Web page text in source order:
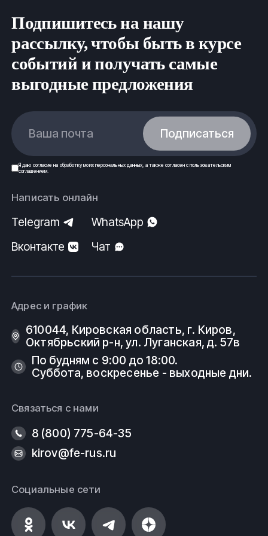
Подпишитесь на нашу
рассылку, чтобы быть в курсе
событий и получать самые
выгодные предложения
Ваша почта Подписаться
Я даю согласие на обработку моих персональных данных, а также согласен спользовательским
соглашением.
Написать онлайн
Telegram
WhatsApp
Вконтакте
Чат
Адрес и график
610044, Кировская область, г. Киров, ​
Октябрьский р-н, ​ул. Луганская, д. 57в
По будням с 9:00 до 18:00.
Суббота, воскресенье - выходные дни.
Связаться с нами
8 (800) 775-64-35
kirov@fe-rus.ru
Социальные сети